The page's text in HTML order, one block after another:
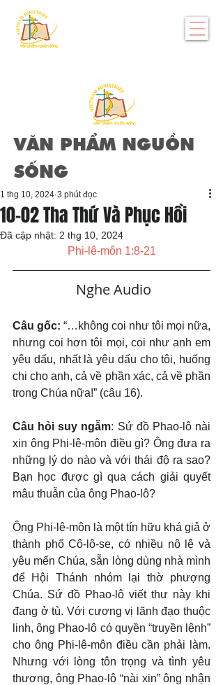
VĂN PHẨM NGUỒN
SỐNG
10-02 Tha Thứ Và Phục Hồi
1 thg 10, 2024 3 phút đọc
Đã cập nhật: 2 thg 10, 2024
Phi-lê-môn 1:8-21
   Nghe Audio
Câu gốc: “…không coi như tôi mọi nữa,
nhưng coi hơn tôi mọi, coi như anh em
yêu dấu, nhất là yêu dấu cho tôi, huống
chi cho anh, cả về phần xác, cả về phần
trong Chúa nữa!” (câu 16).
Câu hỏi suy ngẫm: Sứ đồ Phao-lô nài
xin ông Phi-lê-môn điều gì? Ông đưa ra
những lý do nào và với thái độ ra sao?
Bạn học được gì qua cách giải quyết
mâu thuẫn của ông Phao-lô?
Ông Phi-lê-môn là một tín hữu khá giả ở
thành phố Cô-lô-se, có nhiều nô lệ và
yêu mến Chúa, sẵn lòng dùng nhà mình
để Hội Thánh nhóm lại thờ phượng
Chúa. Sứ đồ Phao-lô viết thư này khi
đang ở tù. Với cương vị lãnh đạo thuộc
linh, ông Phao-lô có quyền “truyền lệnh”
cho ông Phi-lê-môn điều cần phải làm.
Nhưng với lòng tôn trọng và tình yêu
thương, ông Phao-lô “nài xin” ông nhận